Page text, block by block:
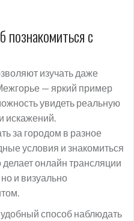
познакомиться с
изучать даже
— яркий пример
увидеть реальную
искажений.
за городом в разное
условия и знакомиться
онлайн трансляции
и визуально
способ наблюдать